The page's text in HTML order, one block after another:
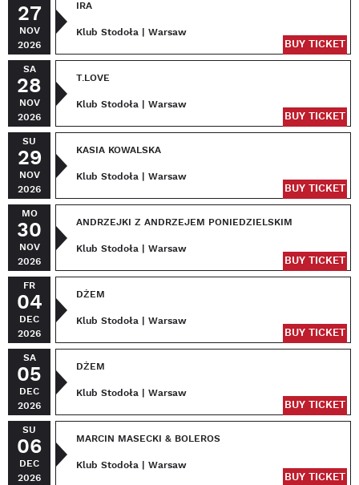
27
NOV
2026
IRA
Klub Stodoła | Warsaw
BUY TICKET
SA
28
NOV
2026
T.LOVE
Klub Stodoła | Warsaw
BUY TICKET
SU
29
NOV
2026
KASIA KOWALSKA
Klub Stodoła | Warsaw
BUY TICKET
MO
30
NOV
2026
ANDRZEJKI Z ANDRZEJEM PONIEDZIELSKIM
Klub Stodoła | Warsaw
BUY TICKET
FR
04
DEC
2026
DŻEM
Klub Stodoła | Warsaw
BUY TICKET
SA
05
DEC
2026
DŻEM
Klub Stodoła | Warsaw
BUY TICKET
SU
06
DEC
2026
MARCIN MASECKI & BOLEROS
Klub Stodoła | Warsaw
BUY TICKET